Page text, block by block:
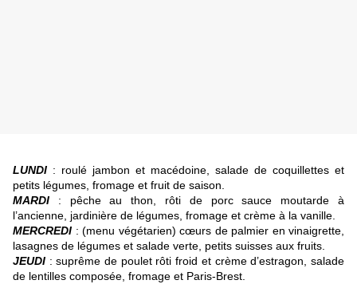
LUNDI : roulé jambon et macédoine, salade de coquillettes et
petits légumes, fromage et fruit de saison.
MARDI : pêche au thon, rôti de porc sauce moutarde à
l’ancienne, jardinière de légumes, fromage et crème à la vanille.
MERCREDI : (menu végétarien) cœurs de palmier en vinaigrette,
lasagnes de légumes et salade verte, petits suisses aux fruits.
JEUDI : suprême de poulet rôti froid et crème d’estragon, salade
de lentilles composée, fromage et Paris-Brest.